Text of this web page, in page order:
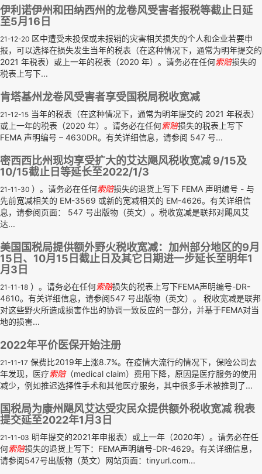
伊利诺伊州和田纳西州的龙卷风受害者报税等截止日延
至5月16日
21-12-20 区中遭受未投保或未报销的灾害相关损失的个人和企业若要申
报，可以选择在损失发生当年的税表（在这种情况下，通常为明年提交的
2021 年税表）或上一年的税表（2020 年）。请务必在任何索赔损失的
税表上写下...
肯塔基州龙卷风受害者享受国税局税收宽减
21-12-15 当年的税表（在这种情况下，通常为明年提交的 2021 年税表）
或上一年的税表（2020 年）。请务必在任何索赔损失的税表上写下
FEMA 声明编号 – 4630DR。有关详细信息，请参阅 547 号...
密西西比州现均享受扩大的艾达飓风税收宽减 9/15及
10/15截止日等延长至2022/1/3
21-11-30 ）。请务必在任何索赔损失的退货上写下 FEMA 声明编号 - 与
先前宽减相关的 EM-3569 或新的宽减相关的 EM-4626。有关详细信
息，请参阅页面： 547 号出版物（英文）。税收宽减是联邦对飓风艾
达...
美国国税局提供额外野火税收宽减：加州部分地区的9月
15日、10月15日截止日及其它日期进一步延长至明年1
月3日
21-11-18 ）。请务必在任何索赔损失的税表上写下FEMA声明编号-DR-
4610。有关详细信息，请参阅547 号出版物（英文）。 税收宽减是联邦
对这些野火所造成损害作出的协调一致反应的一部分，并基于FEMA对当
地的损害...
2022年平价医保开始注册
21-11-17 保费比2019年上涨8.7%。在疫情大流行的情况下，保险公司去
年发现，医疗索赔（medical claim）费用下降，原因是医疗服务的使用
减少，例如推迟选择性手术和其他医疗服务，其中很多手术被推到了...
国税局为康州飓风艾达受灾民众提供额外税收宽减 稅表
提交延至2022年1月3日
21-11-03 明年提交的2021年申报表）或上一年（2020年）。请务必在任
何索赔损失的退货上写下：FEMA声明编号-DR-4629。有关详细信息，
请参阅547号出版物（英文）网站页面：tinyurl.com...